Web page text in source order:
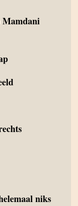
Mamdani
niks